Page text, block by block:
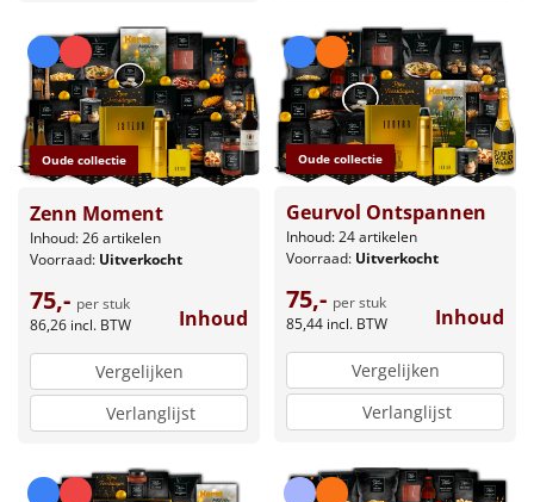
Oude collectie
Zenn Moment
Inhoud: 26 artikelen
Voorraad: Uitverkocht
75,- per stuk
86,26 incl. BTW Inhoud
Vergelijken
Verlanglijst
Oude collectie
Geurvol Ontspannen
Inhoud: 24 artikelen
Voorraad: Uitverkocht
75,- per stuk
85,44 incl. BTW Inhoud
Vergelijken
Verlanglijst